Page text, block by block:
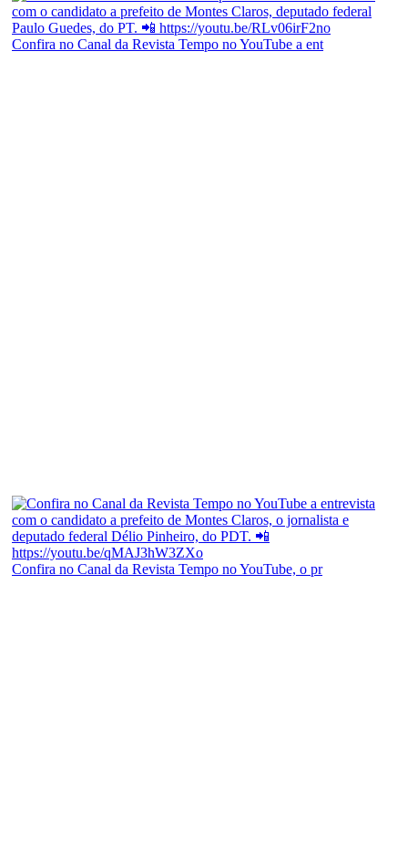
Confira no Canal da Revista Tempo no YouTube a ent
Confira no Canal da Revista Tempo no YouTube, o pr